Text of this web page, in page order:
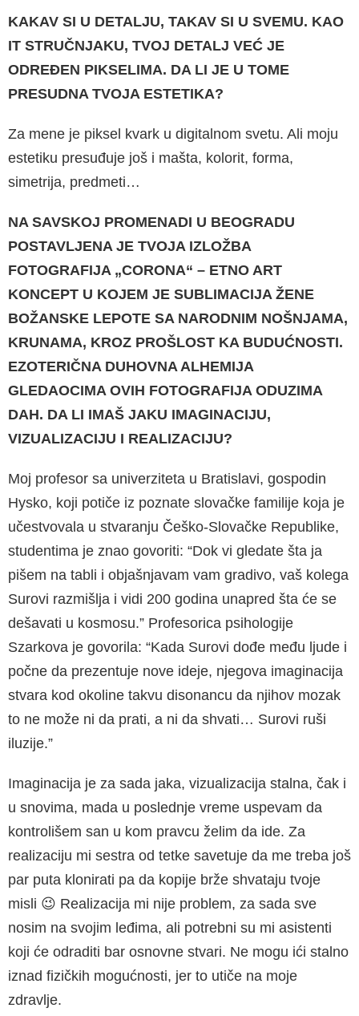
KAKAV SI U DETALJU, TAKAV SI U SVEMU. KAO
IT STRUČNJAKU, TVOJ DETALJ VEĆ JE
ODREĐEN PIKSELI­MA. DA LI JE U TOME
PRESUDNA TVOJA ESTETIKA?
Za mene je piksel kvark u digitalnom svetu. Ali moju
estetiku presuđuje još i mašta, kolorit, forma,
simetrija, predmeti…
NA SAVSKOJ PROMENADI U BEOGRADU
POSTAVL­JENA JE TVOJA IZLOŽBA
FOTOGRAFIJA „CORONA“ – ETNO ART
KONCEPT U KOJEM JE SUBLIMACIJA ŽENE
BOŽANSKE LEPOTE SA NARODNIM NOŠNJA­MA,
KRUNAMA, KROZ PROŠLOST KA BUDUĆNOSTI.
EZOTERIČNA DUHOVNA ALHEMIJA
GLEDAOCIMA OVIH FOTOGRAFIJA ODUZIMA
DAH. DA LI IMAŠ JAKU IMAGINACIJU,
VIZUALIZACIJU I REALIZACIJU?
Moj profesor sa univerziteta u Bratislavi, gos­podin
Hysko, koji potiče iz poznate slovačke familije koja je
učestvovala u stvaranju Češko-Slovačke Republike,
studentima je znao gov­oriti: “Dok vi gledate šta ja
pišem na tabli i objašnjavam vam gradivo, vaš kolega
Surovi razmišlja i vidi 200 godina unapred šta će se
dešavati u kosmosu.” Profesorica psihologije
Szarkova je govorila: “Kada Surovi dođe među ljude i
počne da prezentuje nove ideje, njegova imaginacija
stvara kod okoline takvu disonan­cu da njihov mozak
to ne može ni da prati, a ni da shvati… Surovi ruši
iluzije.”
Imaginacija je za sada jaka, vizualizacija stal­na, čak i
u snovima, mada u poslednje vreme uspevam da
kontrolišem san u kom pravcu želim da ide. Za
realizaciju mi sestra od tetke savetuje da me treba još
par puta klonirati pa da kopije brže shvataju tvoje
misli 😉 Realizaci­ja mi nije problem, za sada sve
nosim na svo­jim leđima, ali potrebni su mi asistenti
koji će odraditi bar osnovne stvari. Ne mogu ići stalno
iznad fizičkih mogućnosti, jer to utiče na moje
zdravlje.